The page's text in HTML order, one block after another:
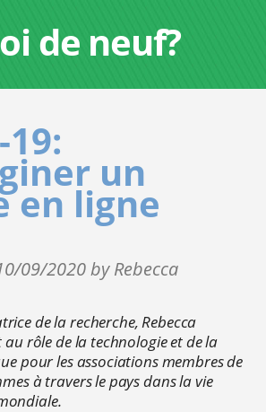
de neuf?
19:
un
en ligne
09/2020 by Rebecca
de la recherche, Rebecca
au rôle de la technologie et de la
pour les associations membres de
à travers le pays dans la vie